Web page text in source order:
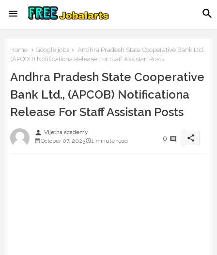
Home Google jobs
Andhra Pradesh State Cooperative Bank Ltd.,
(APCOB) Notificationa Release For Staff Assistan Posts
Andhra Pradesh State Cooperative
Bank Ltd., (APCOB) Notificationa
Release For Staff Assistan Posts
person Vijetha academy
October 07, 2023
1 minute read 0 share